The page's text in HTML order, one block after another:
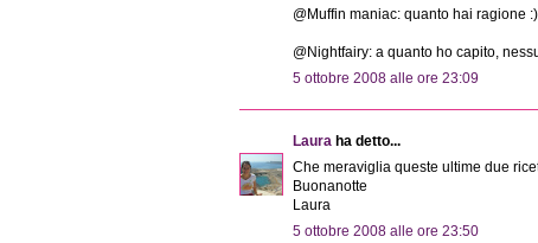
@Muffin maniac: quanto hai ragione :)
@Nightfairy: a quanto ho capito,
5 ottobre 2008 alle ore 23:09
Laura ha detto...
Che meraviglia queste ultime due
Buonanotte
Laura
5 ottobre 2008 alle ore 23:50